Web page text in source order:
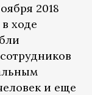
2018
ходе
и еще